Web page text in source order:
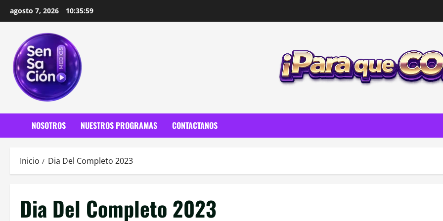
agosto 7, 2026 10:36:00
NOSOTROS NUESTROS PROGRAMAS CONTACTANOS
Inicio Dia Del Completo 2023
Dia Del Completo 2023